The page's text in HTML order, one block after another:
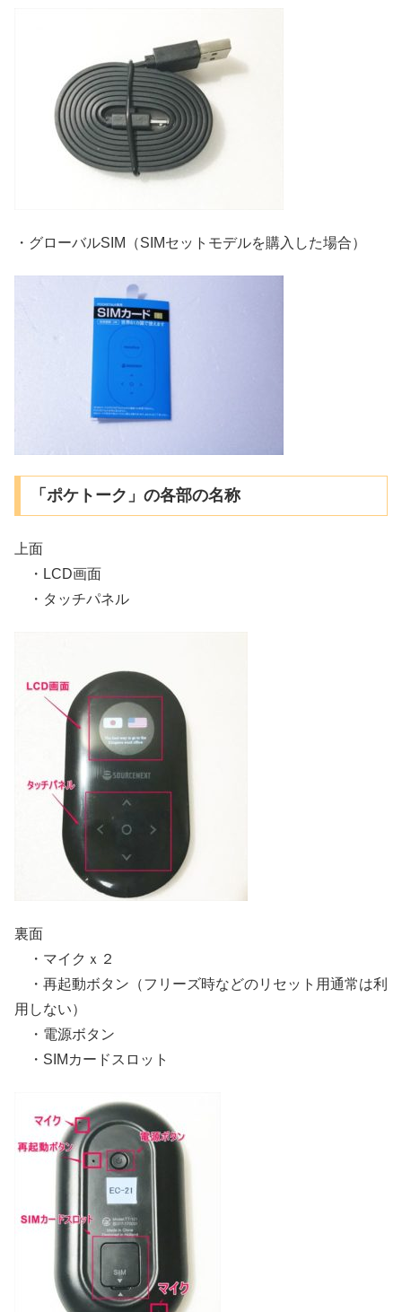
・グローバルSIM（SIMセットモデルを購入した場合）
「ポケトーク」の各部の名称
上面
・LCD画面
・タッチパネル
裏面
・マイクｘ２
・再起動ボタン（フリーズ時などのリセット用通常は利
用しない）
・電源ボタン
・SIMカードスロット